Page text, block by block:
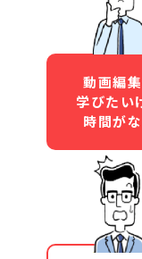
動画編
学びたい
時間が